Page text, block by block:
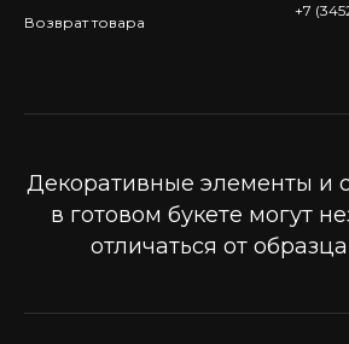
Возврат товара
+7
Декоративные элементы и
в готовом букете могут
отличаться от